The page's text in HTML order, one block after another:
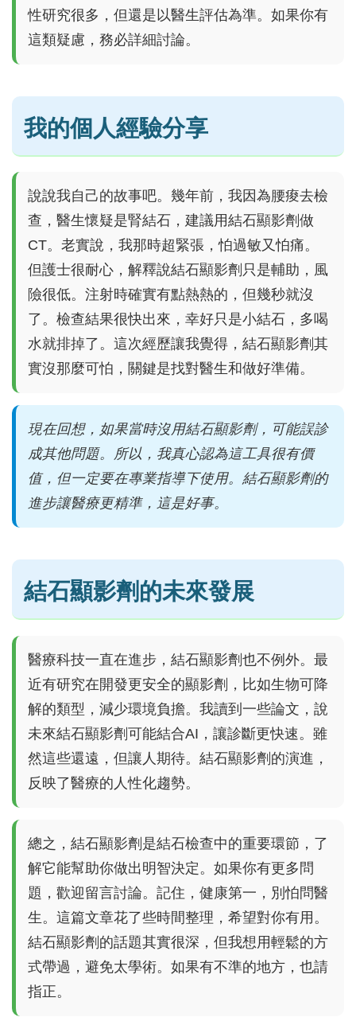
性研究很多，但還是以醫生評估為準。如果你有
這類疑慮，務必詳細討論。
我的個人經驗分享
說說我自己的故事吧。幾年前，我因為腰痠去檢
查，醫生懷疑是腎結石，建議用結石顯影劑做
CT。老實說，我那時超緊張，怕過敏又怕痛。
但護士很耐心，解釋說結石顯影劑只是輔助，風
險很低。注射時確實有點熱熱的，但幾秒就沒
了。檢查結果很快出來，幸好只是小結石，多喝
水就排掉了。這次經歷讓我覺得，結石顯影劑其
實沒那麼可怕，關鍵是找對醫生和做好準備。
現在回想，如果當時沒用結石顯影劑，可能誤診
成其他問題。所以，我真心認為這工具很有價
值，但一定要在專業指導下使用。結石顯影劑的
進步讓醫療更精準，這是好事。
結石顯影劑的未來發展
醫療科技一直在進步，結石顯影劑也不例外。最
近有研究在開發更安全的顯影劑，比如生物可降
解的類型，減少環境負擔。我讀到一些論文，說
未來結石顯影劑可能結合AI，讓診斷更快速。雖
然這些還遠，但讓人期待。結石顯影劑的演進，
反映了醫療的人性化趨勢。
總之，結石顯影劑是結石檢查中的重要環節，了
解它能幫助你做出明智決定。如果你有更多問
題，歡迎留言討論。記住，健康第一，別怕問醫
生。這篇文章花了些時間整理，希望對你有用。
結石顯影劑的話題其實很深，但我想用輕鬆的方
式帶過，避免太學術。如果有不準的地方，也請
指正。